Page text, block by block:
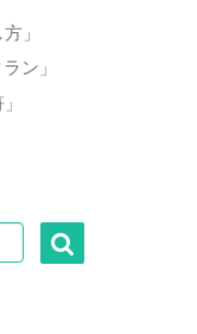
」
ン」